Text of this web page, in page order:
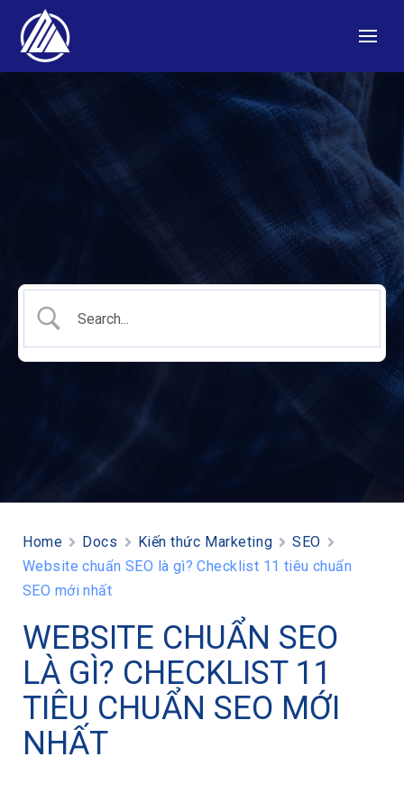
Home Docs Kiến thức Marketing
SEO
Website chuẩn SEO là gì? Checklist 11 tiêu chuẩn
SEO mới nhất
WEBSITE CHUẨN SEO
LÀ GÌ? CHECKLIST 11
TIÊU CHUẨN SEO MỚI
NHẤT